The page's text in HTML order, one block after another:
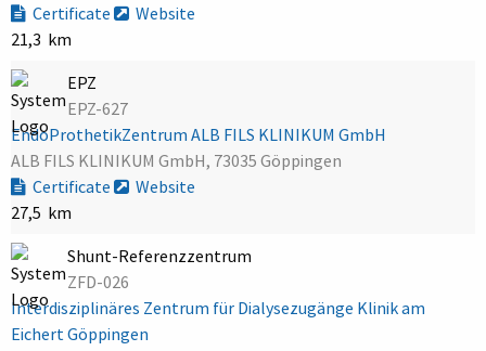
Certificate
Website
21,3 km
EPZ
EPZ-627
EndoProthetikZentrum ALB FILS KLINIKUM GmbH
ALB FILS KLINIKUM GmbH, 73035 Göppingen
Certificate
Website
27,5 km
Shunt-Referenzzentrum
ZFD-026
Interdisziplinäres Zentrum für Dialysezugänge Klinik am
Eichert Göppingen